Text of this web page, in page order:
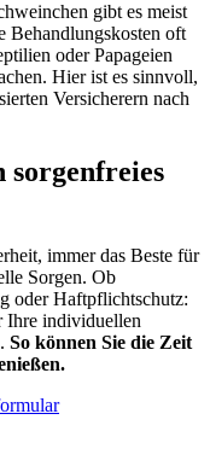
gibt es meist
Behandlungskosten oft
oder Papageien
Hier ist es sinnvoll,
Versicherern nach
immer das Beste für
Sorgen. Ob
oder Haftpflichtschutz:
Ihre individuellen
So können Sie die Zeit